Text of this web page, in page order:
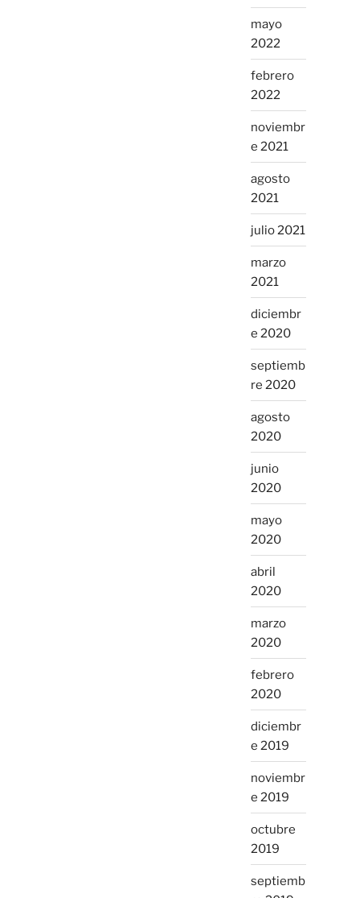
mayo
2022
febrero
2022
noviembr
e 2021
agosto
2021
julio 2021
marzo
2021
diciembr
e 2020
septiemb
re 2020
agosto
2020
junio
2020
mayo
2020
abril
2020
marzo
2020
febrero
2020
diciembr
e 2019
noviembr
e 2019
octubre
2019
septiemb